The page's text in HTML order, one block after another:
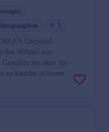
3
Unipetrol
den Verkauf von
Sie aktiv die
zu Kunden in einem